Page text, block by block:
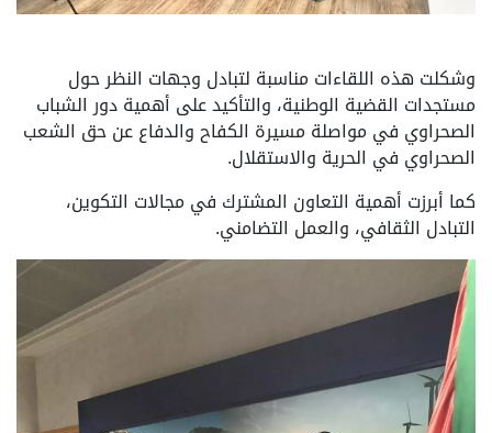
وشكلت هذه اللقاءات مناسبة لتبادل وجهات النظر حول
مستجدات القضية الوطنية، والتأكيد على أهمية دور الشباب
الصحراوي في مواصلة مسيرة الكفاح والدفاع عن حق الشعب
الصحراوي في الحرية والاستقلال.
كما أبرزت أهمية التعاون المشترك في مجالات التكوين،
التبادل الثقافي، والعمل التضامني.